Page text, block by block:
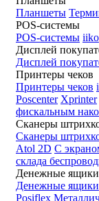
Планшеты
POS-системы
POS-системы iiko
Дисплей
Дисплей
Принтеры чеков
Принтеры чеков
Poscenter Xprinter
фискальным
Сканеры
Сканеры
Atol 2D С
склада
Денежные ящики
Денежные ящики
Posiflex